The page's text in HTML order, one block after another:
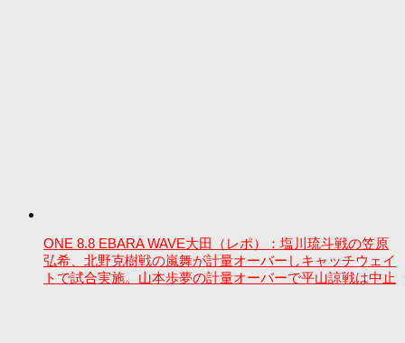
ONE 8.8 EBARA WAVE大田（レポ）：塩川琉斗戦の笠原
弘希、北野克樹戦の嵐舞が計量オーバーしキャッチウェイ
トで試合実施。山本歩夢の計量オーバーで平山諒戦は中止